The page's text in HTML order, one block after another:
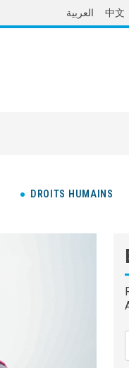
العربية 中文
DROITS HUMAINS